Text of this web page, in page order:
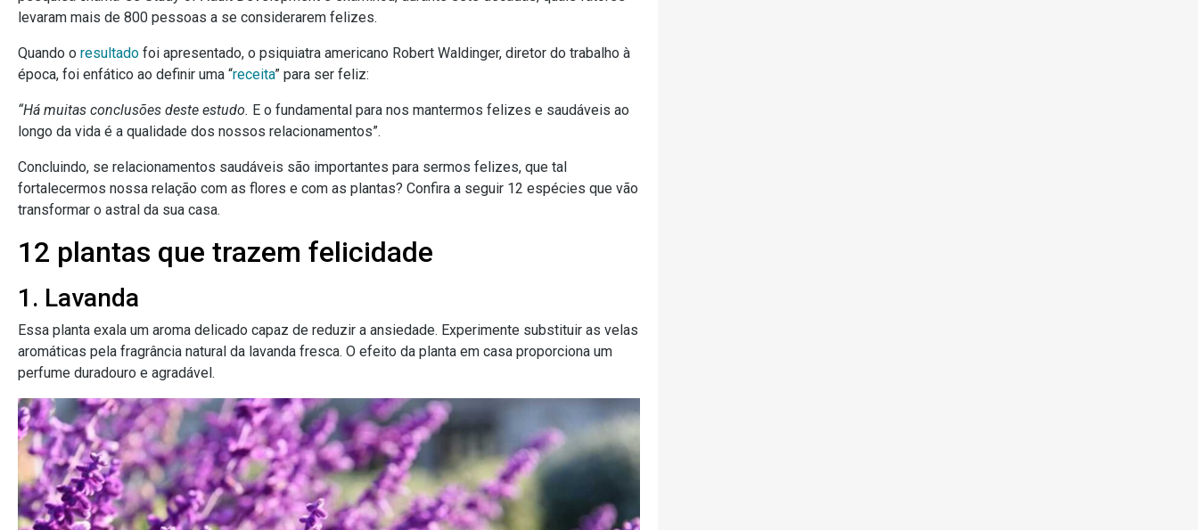
levaram mais de 800 pessoas a se considerarem felizes.
Quando o resultado foi apresentado, o psiquiatra americano Robert Waldinger, diretor do trabalho à
época, foi enfático ao definir uma “receita” para ser feliz:
“Há muitas conclusões deste estudo. E o fundamental para nos mantermos felizes e saudáveis ao
longo da vida é a qualidade dos nossos relacionamentos”.
Concluindo, se relacionamentos saudáveis são importantes para sermos felizes, que tal
fortalecermos nossa relação com as flores e com as plantas? Confira a seguir 12 espécies que vão
transformar o astral da sua casa.
12 plantas que trazem felicidade
1. Lavanda
Essa planta exala um aroma delicado capaz de reduzir a ansiedade. Experimente substituir as velas
aromáticas pela fragrância natural da lavanda fresca. O efeito da planta em casa proporciona um
perfume duradouro e agradável.